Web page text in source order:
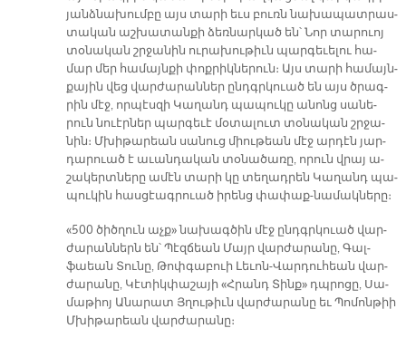
յանձ­նա­խում­բը այս տա­րի եւս բուռն նա­խա­պատ­րաս­
տա­կան աշ­խա­տան­քի ձեռ­նար­կած են՝ Նոր տա­րուոյ
տօ­նա­կան շրջա­նին ու­րա­խու­թիւն պար­գե­ւե­լու հա­
մար մեր հա­մայն­քի փոք­րիկ­նե­րուն։ Այս տա­րի հա­մայն­
քա­յին վեց վար­ժա­րան­ներ ընդգր­կուած են այս ծրագ­
րին մէջ, որ­պէս­զի Կա­ղանդ պա­պու­կը ա­նոնց սա­նե­
րուն նուէր­ներ պար­գե­ւէ մօ­տա­լուտ տօ­նա­կան շրջա­
նին։ Մխի­թա­րեան սա­նուց միու­թեան մէջ ար­դէն յար­
դա­րուած է ա­ւան­դա­կան տօ­նա­ծա­ռը, ո­րուն վրայ ա­
շա­կերտ­նե­րը ա­մէն տա­րի կը տե­ղադ­րեն Կա­ղանդ պա­
պու­կին հաս­ցէագ­րուած ի­րենց փա­փաք-նա­մակ­նե­րը։
«500 ծիծ­ղուն աչք» նա­խագ­ծին մէջ ընդգր­կուած վար­
ժա­րան­ներն են՝ Պէզ­ճեան Մայր վար­ժա­րա­նը, Գալ­
ֆաեան Տու­նը, Թոփ­գա­բուի Լե­ւոն-Վար­դու­հեան վար­
ժա­րա­նը, Կէ­տիկ­փա­շա­յի «Հրանդ Տինք» դպրո­ցը, Սա­
մա­թիոյ Ա­նա­րատ Յղու­թիւն վար­ժա­րա­նը եւ Պո­մոն­թիի
Մխի­թա­րեան վար­ժա­րա­նը։